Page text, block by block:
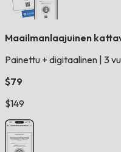
Maailmanlaajuinen
Painettu + digitaalinen 3
$79
$149